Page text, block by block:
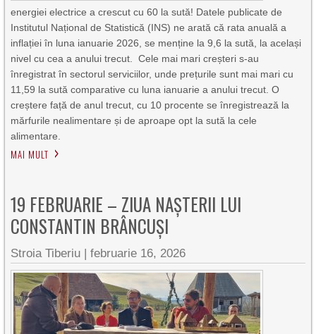
energiei electrice a crescut cu 60 la sută! Datele publicate de
Institutul Național de Statistică (INS) ne arată că rata anuală a
inflației în luna ianuarie 2026, se menține la 9,6 la sută, la același
nivel cu cea a anului trecut. Cele mai mari creșteri s-au
înregistrat în sectorul serviciilor, unde prețurile sunt mai mari cu
11,59 la sută comparative cu luna ianuarie a anului trecut. O
creștere față de anul trecut, cu 10 procente se înregistrează la
mărfurile nealimentare și de aproape opt la sută la cele
alimentare.
MAI MULT
19 FEBRUARIE – ZIUA NAȘTERII LUI
CONSTANTIN BRÂNCUȘI
Stroia Tiberiu |februarie 16, 2026